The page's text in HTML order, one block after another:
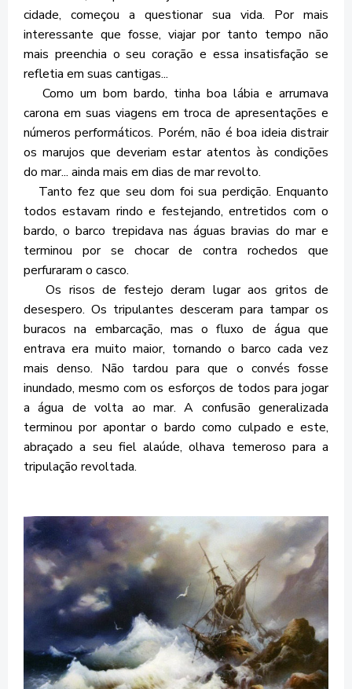
cidade, começou a questionar sua vida. Por mais
interessante que fosse, viajar por tanto tempo não
mais preenchia o seu coração e essa insatisfação se
refletia em suas cantigas...
Como um bom bardo, tinha boa lábia e arrumava
carona em suas viagens em troca de apresentações e
números performáticos. Porém, não é boa ideia distrair
os marujos que deveriam estar atentos às condições
do mar... ainda mais em dias de mar revolto.
Tanto fez que seu dom foi sua perdição. Enquanto
todos estavam rindo e festejando, entretidos com o
bardo, o barco trepidava nas águas bravias do mar e
terminou por se chocar de contra rochedos que
perfuraram o casco.
Os risos de festejo deram lugar aos gritos de
desespero. Os tripulantes desceram para tampar os
buracos na embarcação, mas o fluxo de água que
entrava era muito maior, tornando o barco cada vez
mais denso. Não tardou para que o convés fosse
inundado, mesmo com os esforços de todos para jogar
a água de volta ao mar. A confusão generalizada
terminou por apontar o bardo como culpado e este,
abraçado a seu fiel alaúde, olhava temeroso para a
tripulação revoltada.